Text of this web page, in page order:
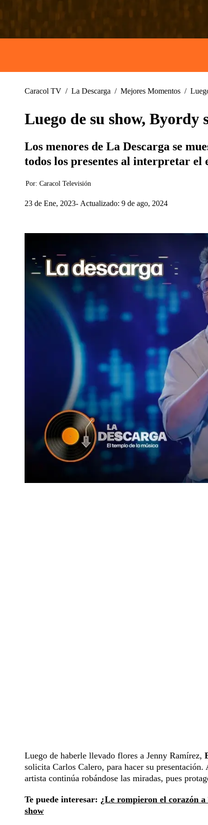
Caracol TV / La Descarga / Mejores Momentos /
Luego de su show, Byordy
Los menores de La Descarga se
todos los presentes al interpretar el
Por: Caracol Televisión
23 de Ene, 2023 Actualizado: 9 de ago, 2024
Luego de haberle llevado flores a Jenny Ramírez,
solicita Carlos Calero, para hacer su
artista continúa robándose las miradas, pues
Te puede interesar: ¿Le rompieron el corazón
show